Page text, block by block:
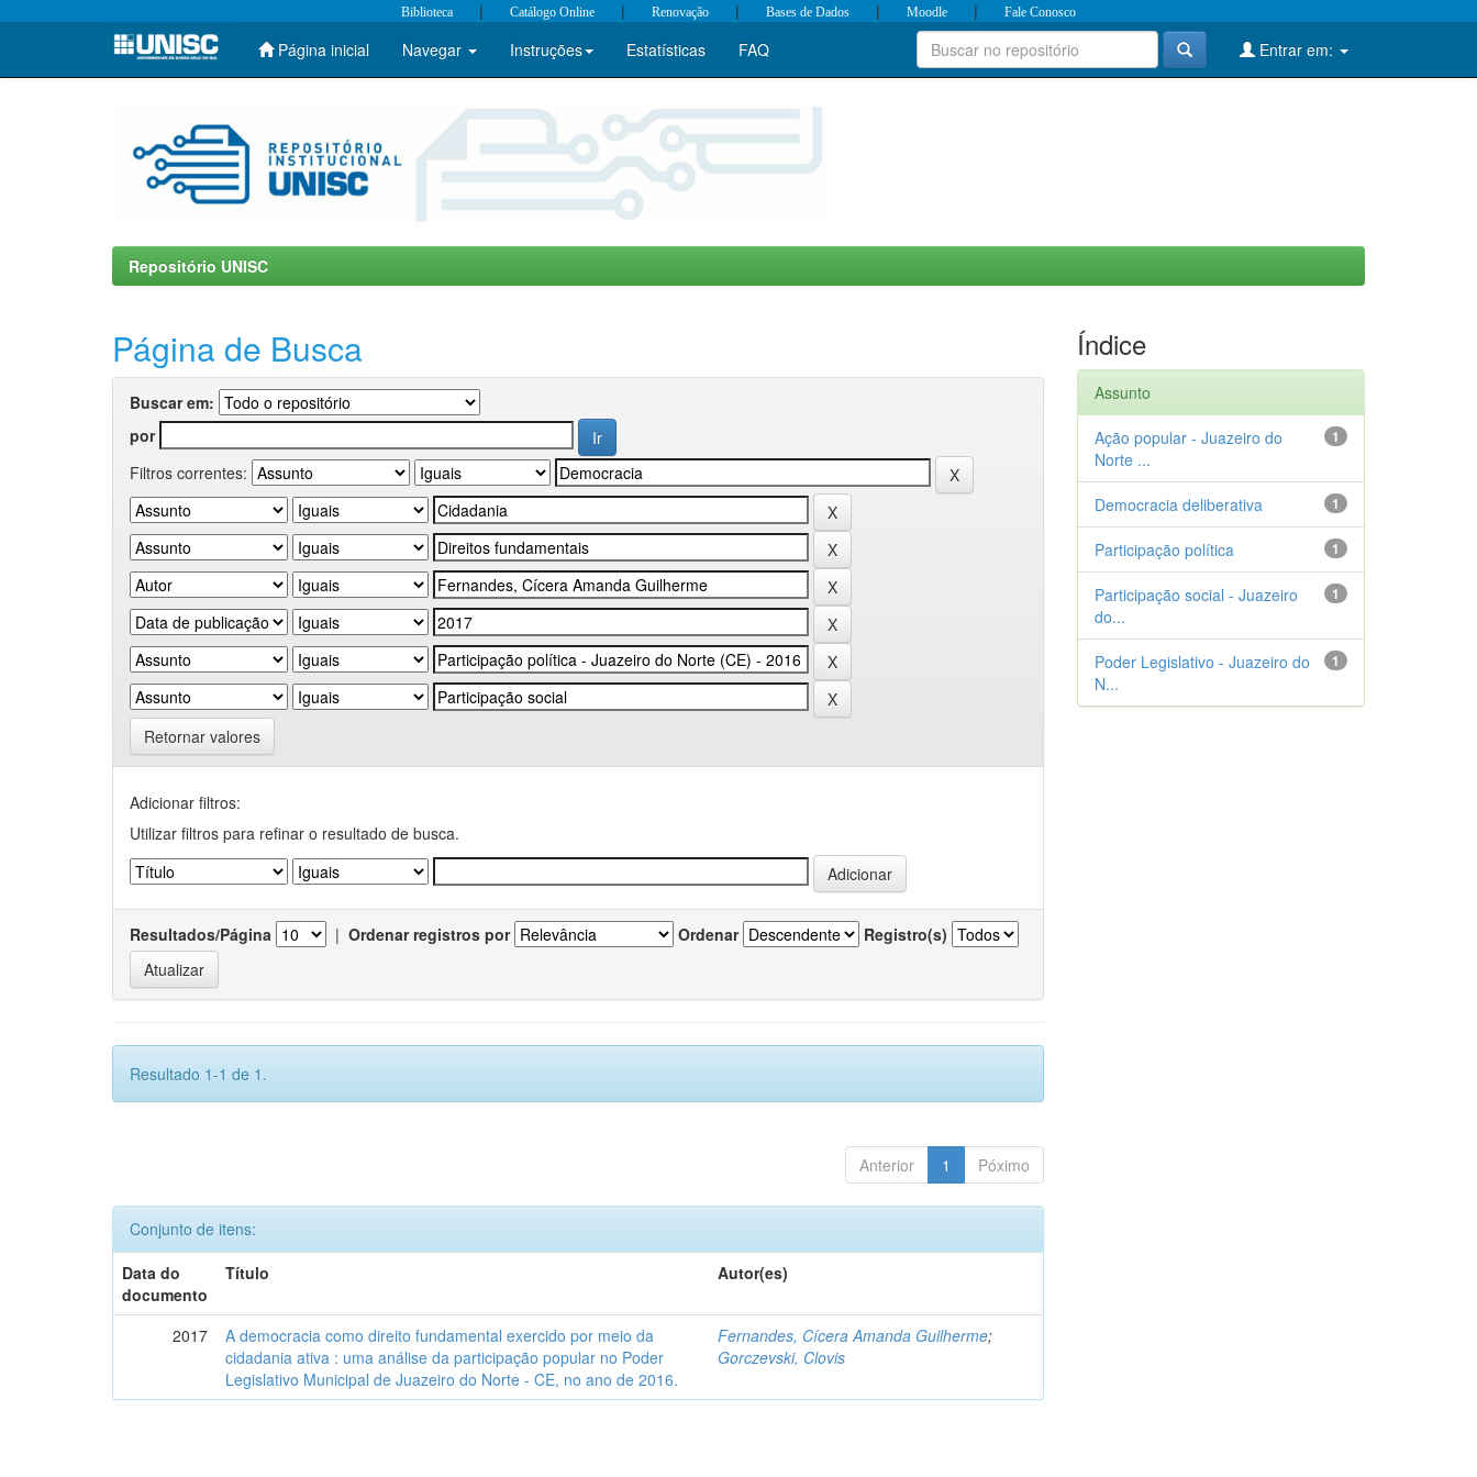
Skip
Biblioteca | Catálogo Online | Renovação | Bases de Dados | Moodle | Fale Conosco
Página inicial Navegar Instruções Estatísticas FAQ Entrar em:
Repositório UNISC
Página de Busca
Buscar em:
por
Filtros correntes:
Retornar valores
Adicionar filtros:
Utilizar filtros para refinar o resultado de busca.
Resultados/Página | Ordenar registros por Ordenar Registro(s)
Resultado 1-1 de 1.
Anterior 1 Póximo
Conjunto de itens:
Data do
documento
Título Autor(es)
2017
A democracia como direito fundamental exercido por meio da
cidadania ativa : uma análise da participação popular no Poder
Legislativo Municipal de Juazeiro do Norte - CE, no ano de 2016.
Fernandes, Cícera Amanda Guilherme;
Gorczevski, Clovis
Índice
Assunto
1
Ação popular - Juazeiro do
Norte ...
1
Democracia deliberativa
1
Participação política
1
Participação social - Juazeiro
do...
1
Poder Legislativo - Juazeiro do
N...